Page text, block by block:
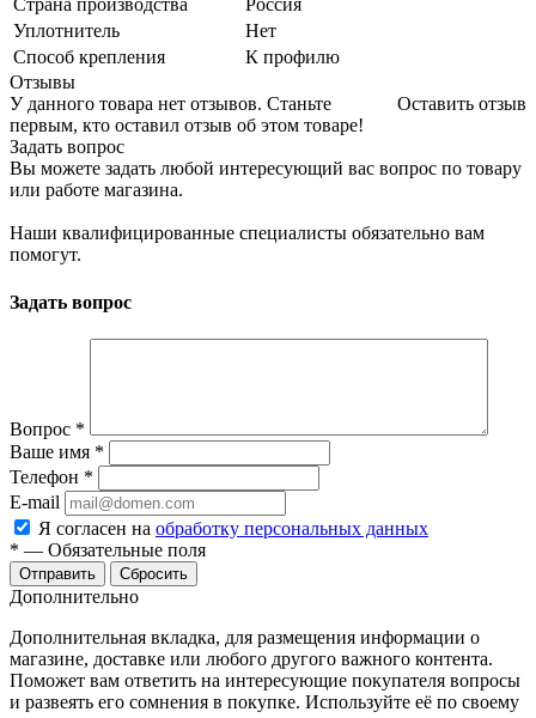
Страна производства
Россия
Уплотнитель
Нет
Способ крепления
К профилю
Отзывы
Оставить отзыв
У данного товара нет отзывов. Станьте
первым, кто оставил отзыв об этом товаре!
Задать вопрос
Вы можете задать любой интересующий вас вопрос по товару
или работе магазина.
Наши квалифицированные специалисты обязательно вам
помогут.
Задать вопрос
Вопрос *
Ваше имя *
Телефон *
E-mail
Я согласен на обработку персональных данных
* — Обязательные поля
Сбросить
Дополнительно
Дополнительная вкладка, для размещения информации о
магазине, доставке или любого другого важного контента.
Поможет вам ответить на интересующие покупателя вопросы
и развеять его сомнения в покупке. Используйте её по своему